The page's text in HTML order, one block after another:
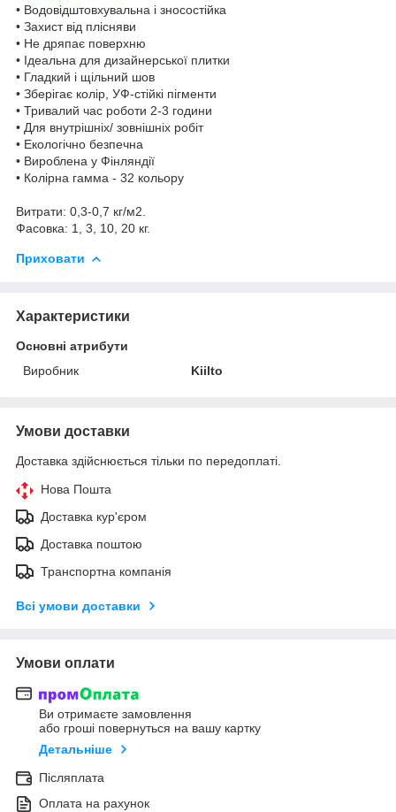
• Водовідштовхувальна і зносостійка
• Захист від плісняви
• Не дряпає поверхню
• Ідеальна для дизайнерської плитки
• Гладкий і щільний шов
• Зберігає колір, УФ-стійкі пігменти
• Тривалий час роботи 2-3 години
• Для внутрішніх/ зовнішніх робіт
• Екологічно безпечна
• Вироблена у Фінляндії
• Колірна гамма - 32 кольору
Витрати: 0,3-0,7 кг/м2.
Фасовка: 1, 3, 10, 20 кг.
Приховати
Характеристики
Основні атрибути
Виробник
Kiilto
Умови доставки
Доставка здійснюється тільки по передоплаті.
Нова Пошта
Доставка кур'єром
Доставка поштою
Транспортна компанія
Всі умови доставки
Умови оплати
Ви отримаєте замовлення
або гроші повернуться на вашу картку
Детальніше
Післяплата
Оплата на рахунок